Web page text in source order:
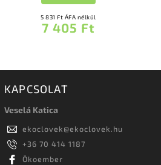
5 831 Ft ÁFA nélkül
7 405 Ft
KAPCSOLAT
Veselá Katica
ekoclovek@ekoclovek.hu
+36 70 414 1187
Ökoember